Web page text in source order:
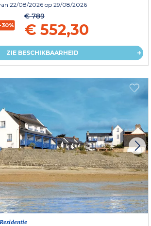
22/08/2026 op 29/08/2026
-30%
€ 789
€ 552,30
ZIE BESCHIKBAARHEID